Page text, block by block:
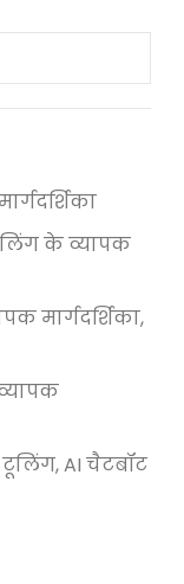
के व्यापक
मार्गदर्शिका,
AI चैटबॉट